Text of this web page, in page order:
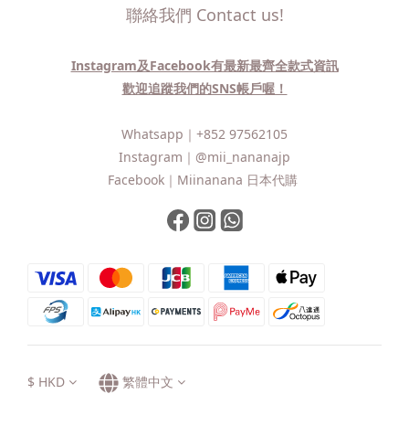
聯絡我們 Contact us!
Instagram及Facebook有最新最齊全款式資訊
歡迎追蹤我們的SNS帳戶喔！
Whatsapp｜ +852 97562105
Instagram｜ @mii_nananajp
Facebook｜ Miinanana 日本代購
$ HKD 繁體中文